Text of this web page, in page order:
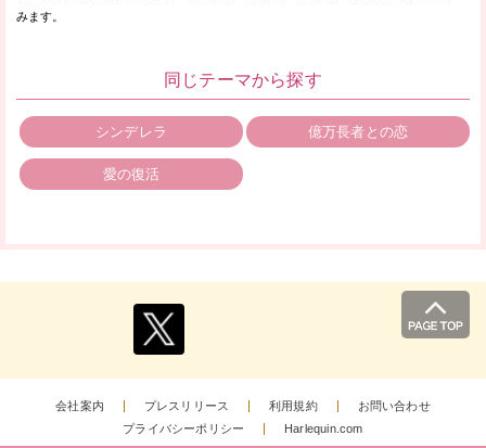
みます。
同じテーマから探す
シンデレラ 億万長者との恋
愛の復活
会社案内 プレスリリース 利用規約
お問い合わせ
プライバシーポリシー
Harlequin.com